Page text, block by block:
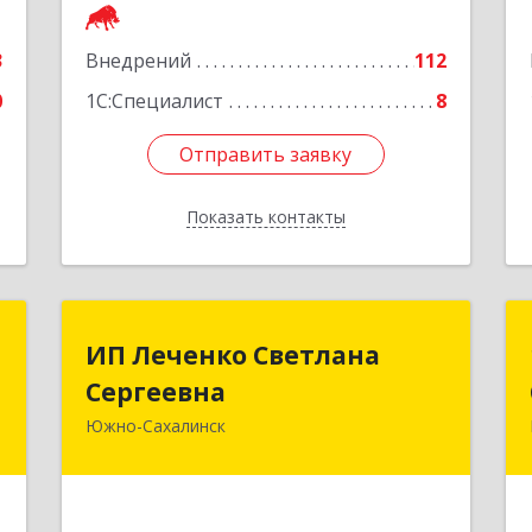
Внедрений
112
1С:Специалист
8
Отправить заявку
Показать контакты
Отправить заявку
Назад
ИП Леченко Светлана
Сергеевна
Южно-Сахалинск
Сергеевна
693020, Сахалинская обл, Южно-